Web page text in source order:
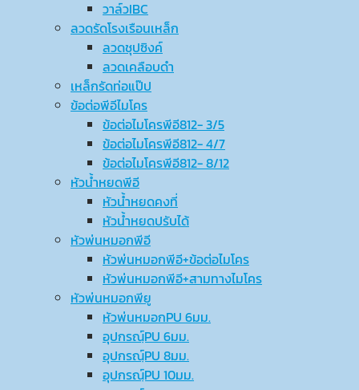
วาล์วIBC
ลวดรัดโรงเรือนเหล็ก
ลวดชุปซิงค์
ลวดเคลือบดำ
เหล็กรัดท่อแป๊ป
ข้อต่อพีอีไมโคร
ข้อต่อไมโครพีอี812- 3/5
ข้อต่อไมโครพีอี812- 4/7
ข้อต่อไมโครพีอี812- 8/12
หัวน้ำหยดพีอี
หัวน้ำหยดคงที่
หัวน้ำหยดปรับได้
หัวพ่นหมอกพีอี
หัวพ่นหมอกพีอี+ข้อต่อไมโคร
หัวพ่นหมอกพีอี+สามทางไมโคร
หัวพ่นหมอกพียู
หัวพ่นหมอกPU 6มม.
อุปกรณ์ฺPU 6มม.
อุปกรณ์ฺPU 8มม.
อุปกรณ์ฺPU 10มม.